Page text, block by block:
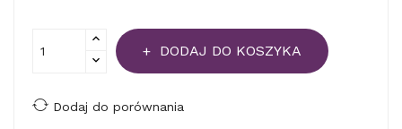
DODAJ DO KOSZYKA
Dodaj do porównania